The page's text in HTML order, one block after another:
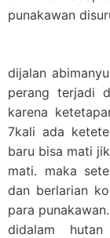
punakawan
dijalan
perang terjadi
karena
7kali ada
baru bisa mati
mati. maka
dan berlarian
para punakawan.
didalam